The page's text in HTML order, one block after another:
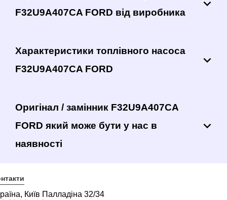
F32U9A407CA FORD від виробника
Характеристики топлівного насоса
F32U9A407CA FORD
Оригінал / замінник F32U9A407CA
FORD який може бути у нас в
наявності
Київ Палладіна 32/34